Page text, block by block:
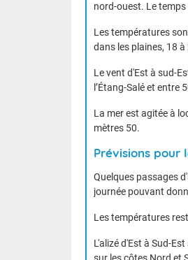
nord-ouest. Le
Les températures
dans les plaines, 18 à
Le vent d'Est à sud-
l’Étang-Salé et entre
La mer est agitée à
mètres 50.
Prévisions pour
Quelques passages
journée pouvant
Les températures
L'alizé d'Est à Sud-